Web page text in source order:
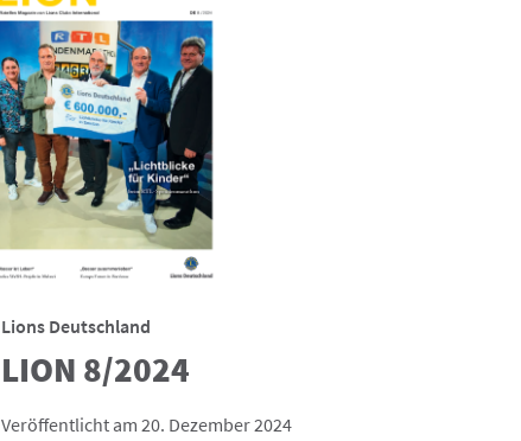
Lions Deutschland
LION 8/2024
Veröffentlicht am 20. Dezember 2024